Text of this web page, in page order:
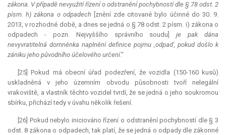
zákona. V případě nevyužití řízení o odstranění pochybností dle § 78 odst. 2
písm. h) zákona o odpadech [znění zde citované bylo účinné do 30. 9.
2013, v rozhodné době, a dnes se jedná o § 78 odst. 2 písm. i) zákona o
odpadech - pozn. Nejvyššího správního soudu]je pak dána
nevyvratitelná domněnka naplnění definice pojmu ‚odpad', pokud došlo k
zániku jeho původního účelového určení."
[25] Pokud má obecní úřad podezření, že vozidla (150-160 kusů)
uskladněná v jeho územním obvodu působnosti tvoří nelegální
vrakoviště, a vlastník těchto vozidel tvrdí, že se jedná o jeho soukromou
sbírku, přichází tedy v úvahu několik řešení.
[26] Pokud nebylo iniciováno řízení o odstranění pochybností dle § 3
odst. 8 zákona o odpadech, tak platí, že se jedná o odpady dle zákonné